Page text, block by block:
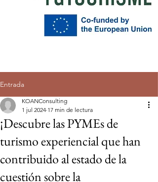
Entrada
¡Descubre las PYMEs de
turismo experiencial que han
contribuido al estado de la
cuestión sobre la
KOANConsulting
1 jul 2024 17 min de lectura